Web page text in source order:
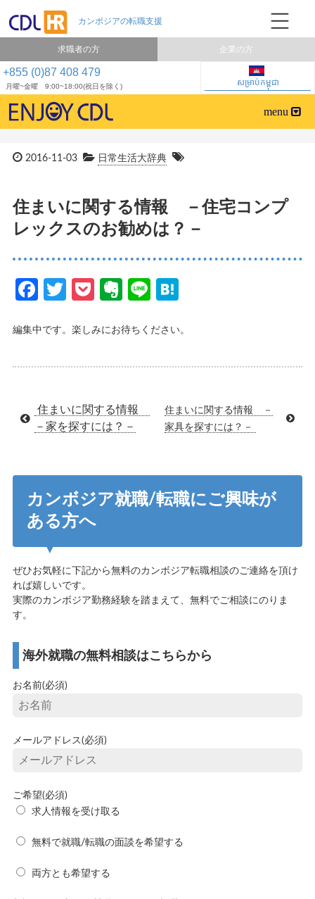
+855 (0)87 408 479
月曜~金曜 9:00~18:00(祝日を除く) សម្រាប់កម្ពុជា
求職者の方 企業の方
2016-11-03 日常生活大辞典
住まいに関する情報 －住宅コンプ
レックスのお勧めは？－
Facebook
Twitter
PocketEvernote
Line
編集中です。楽しみにお待ちください。
住まいに関する情報
－家を探すには？－
住まいに関する情報 －
家具を探すには？－
カンボジア就職/転職にご興味が
ある方へ
ぜひお気軽に下記から無料のカンボジア転職相談のご連絡を頂け
れば嬉しいです。
実際のカンボジア勤務経験を踏まえて、無料でご相談にのりま
す。
海外就職の無料相談はこちらから
お名前(必須)
メールアドレス(必須)
ご希望(必須)
求人情報を受け取る
無料で就職/転職の面談を希望する
両方とも希望する